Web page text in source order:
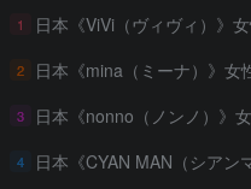
1 日本《ViVi（ヴィヴィ）》女性流行时尚杂志 PDF电子版
2 日本《mina（ミーナ）》女性流行时尚杂志 PDF电子版
3 日本《nonno（ノンノ）》女性流行时尚资讯杂志 PDF电子版
4 日本《CYAN MAN（シアンマン）》时髦发妆服饰流行杂志 PDF电